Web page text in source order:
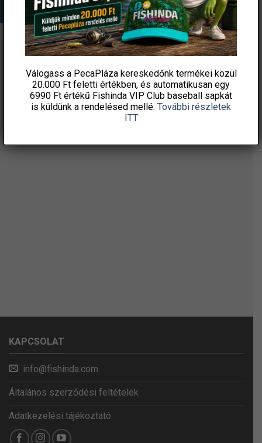
HÍRLEVELÜNKRE!
KAPCSOLAT
info@fishinda.com
Általános szerződési feltételek
Adatkezelési tájékoztató
Válogass a PecaPláza kereskedőnk termékei közül
20.000 Ft feletti értékben, és automatikusan egy
6990 Ft értékű Fishinda VIP Club baseball sapkát
is küldünk a rendelésed mellé. További részletek
ITT